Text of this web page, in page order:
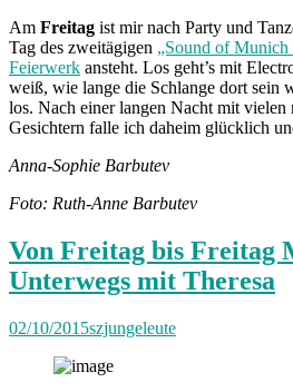
Am Freitag ist mir nach Party und
Tag des zweitägigen „Sound of
Feierwerk ansteht. Los geht’s mit
weiß, wie lange die Schlange dort sein
los. Nach einer langen Nacht mit vielen
Gesichtern falle ich daheim glücklich
Anna-Sophie Barbutev
Foto: Ruth-Anne Barbutev
Von Freitag bis Freitag
Unterwegs mit Theresa
02/10/2015szjungeleute